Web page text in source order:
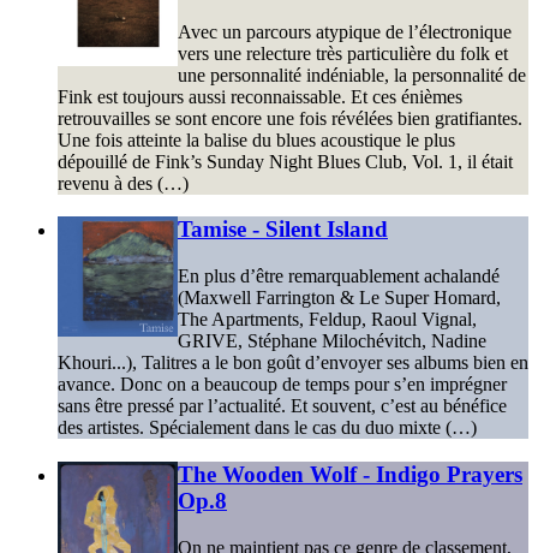
Avec un parcours atypique de l’électronique
vers une relecture très particulière du folk et
une personnalité indéniable, la personnalité de
Fink est toujours aussi reconnaissable. Et ces énièmes
retrouvailles se sont encore une fois révélées bien gratifiantes.
Une fois atteinte la balise du blues acoustique le plus
dépouillé de Fink’s Sunday Night Blues Club, Vol. 1, il était
revenu à des (…)
Tamise - Silent Island
En plus d’être remarquablement achalandé
(Maxwell Farrington & Le Super Homard,
The Apartments, Feldup, Raoul Vignal,
GRIVE, Stéphane Milochévitch, Nadine
Khouri...), Talitres a le bon goût d’envoyer ses albums bien en
avance. Donc on a beaucoup de temps pour s’en imprégner
sans être pressé par l’actualité. Et souvent, c’est au bénéfice
des artistes. Spécialement dans le cas du duo mixte (…)
The Wooden Wolf - Indigo Prayers
Op.8
On ne maintient pas ce genre de classement,